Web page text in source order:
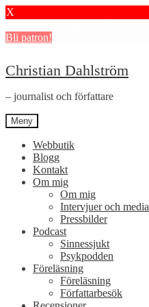
X
Bli patron!
Hoppa
till
navigering
Hoppa
till
innehåll
Christian Dahlström
– journalist och författare
Meny
Webbutik
Blogg
Kontakt
Om mig
Om mig
Intervjuer och media
Pressbilder
Podcast
Sinnessjukt
Psykpodden
Föreläsning
Föreläsning
Författarbesök